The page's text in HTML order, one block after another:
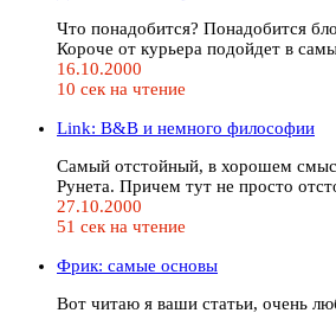
Что понадобится? Понадобится
Короче от курьера подойдет в
16.10.2000
10 сек на чтение
Link: B&B и немного философии
Самый отстойный, в хорошем
Рунета. Причем тут не просто
27.10.2000
51 сек на чтение
Фрик: самые основы
Вот читаю я ваши статьи, очень